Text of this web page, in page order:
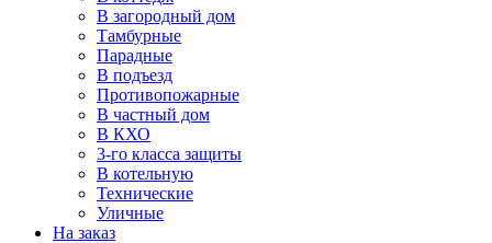
В загородный дом
Тамбурные
Парадные
В подъезд
Противопожарные
В частный дом
В КХО
3-го класса защиты
В котельную
Технические
Уличные
На заказ